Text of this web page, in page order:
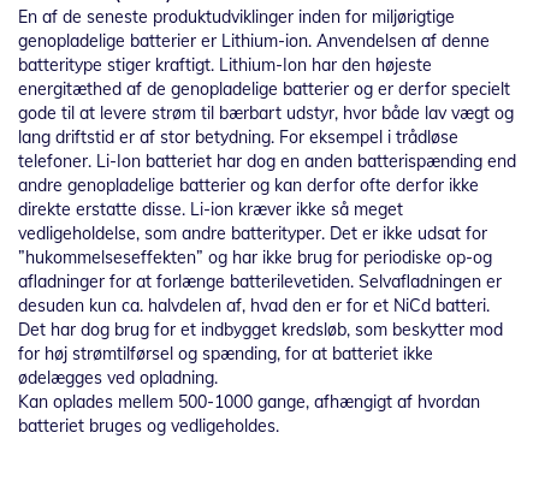
En af de seneste produktudviklinger inden for miljørigtige
genopladelige batterier er Lithium-ion. Anvendelsen af denne
batteritype stiger kraftigt. Lithium-Ion har den højeste
energitæthed af de genopladelige batterier og er derfor specielt
gode til at levere strøm til bærbart udstyr, hvor både lav vægt og
lang driftstid er af stor betydning. For eksempel i trådløse
telefoner. Li-Ion batteriet har dog en anden batterispænding end
andre genopladelige batterier og kan derfor ofte derfor ikke
direkte erstatte disse. Li-ion kræver ikke så meget
vedligeholdelse, som andre batterityper. Det er ikke udsat for
”hukommelseseffekten” og har ikke brug for periodiske op-og
afladninger for at forlænge batterilevetiden. Selvafladningen er
desuden kun ca. halvdelen af, hvad den er for et NiCd batteri.
Det har dog brug for et indbygget kredsløb, som beskytter mod
for høj strømtilførsel og spænding, for at batteriet ikke
ødelægges ved opladning.
Kan oplades mellem 500-1000 gange, afhængigt af hvordan
batteriet bruges og vedligeholdes.